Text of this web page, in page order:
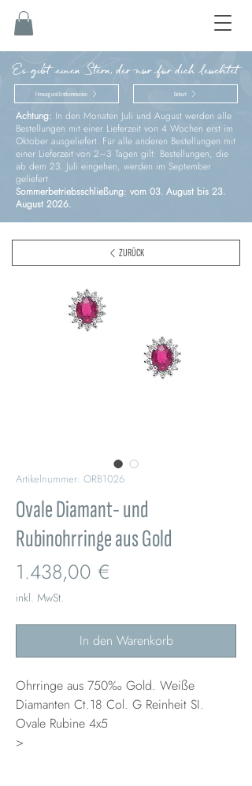
Es gibt einen Stern, der nur für dich leuchtet
Firmung und Erstkommunion Geburt
Achtung: In den Monaten Juli und August werden alle
Bestellungen mit einer Lieferzeit von 4 Wochen erst im
Oktober ausgeliefert. Für alle anderen Bestellungen mit
einer Lieferzeit von 2–3 Tagen gilt: Bestellungen, die
ab dem 23. Juli eingehen, werden im September
geliefert.
Sommerbetriebsschließung: vom 03. August bis 23.
August 2026.
Artikelnummer: ORB1026
Ovale Diamant- und
Rubinohrringe aus Gold
1.438,00 €
inkl. MwSt.
In den Warenkorb
Ohrringe aus 750‰ Gold. Weiße
Diamanten Ct.18 Col. G Reinheit SI.
Ovale Rubine 4x5
>
ZURÜCK